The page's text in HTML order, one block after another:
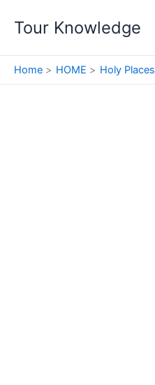
Tour Knowledge
Home HOME Holy Places